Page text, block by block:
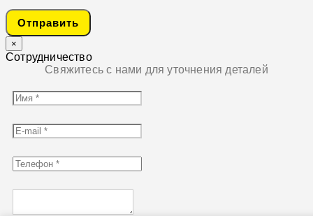
Отправить
×
Сотрудничество
Свяжитесь с нами для уточнения деталей